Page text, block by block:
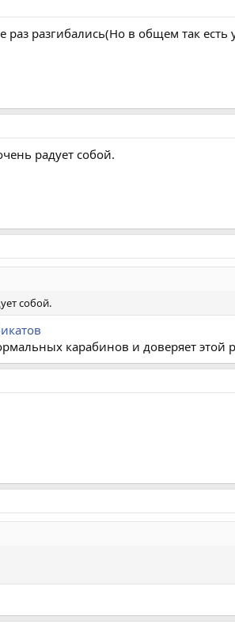
раз разгибались(Но в общем так
радует собой.
собой.
карабинов и доверяет этой